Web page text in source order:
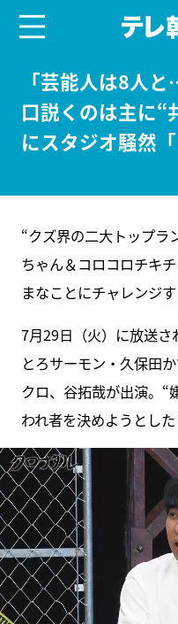
「芸能人は8人
口説くのは主に
にスタジオ騒然
“クズ界の二大トップラ
ちゃん＆コロコロチキ
まなことにチャレンジ
7月29日（火）に放送
とろサーモン・久保田
クロ、谷拓哉が出演。“
われ者を決めようとし